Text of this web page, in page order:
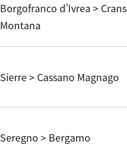
Borgofranco d’Ivrea > Crans
Montana
Sierre > Cassano Magnago
Seregno > Bergamo